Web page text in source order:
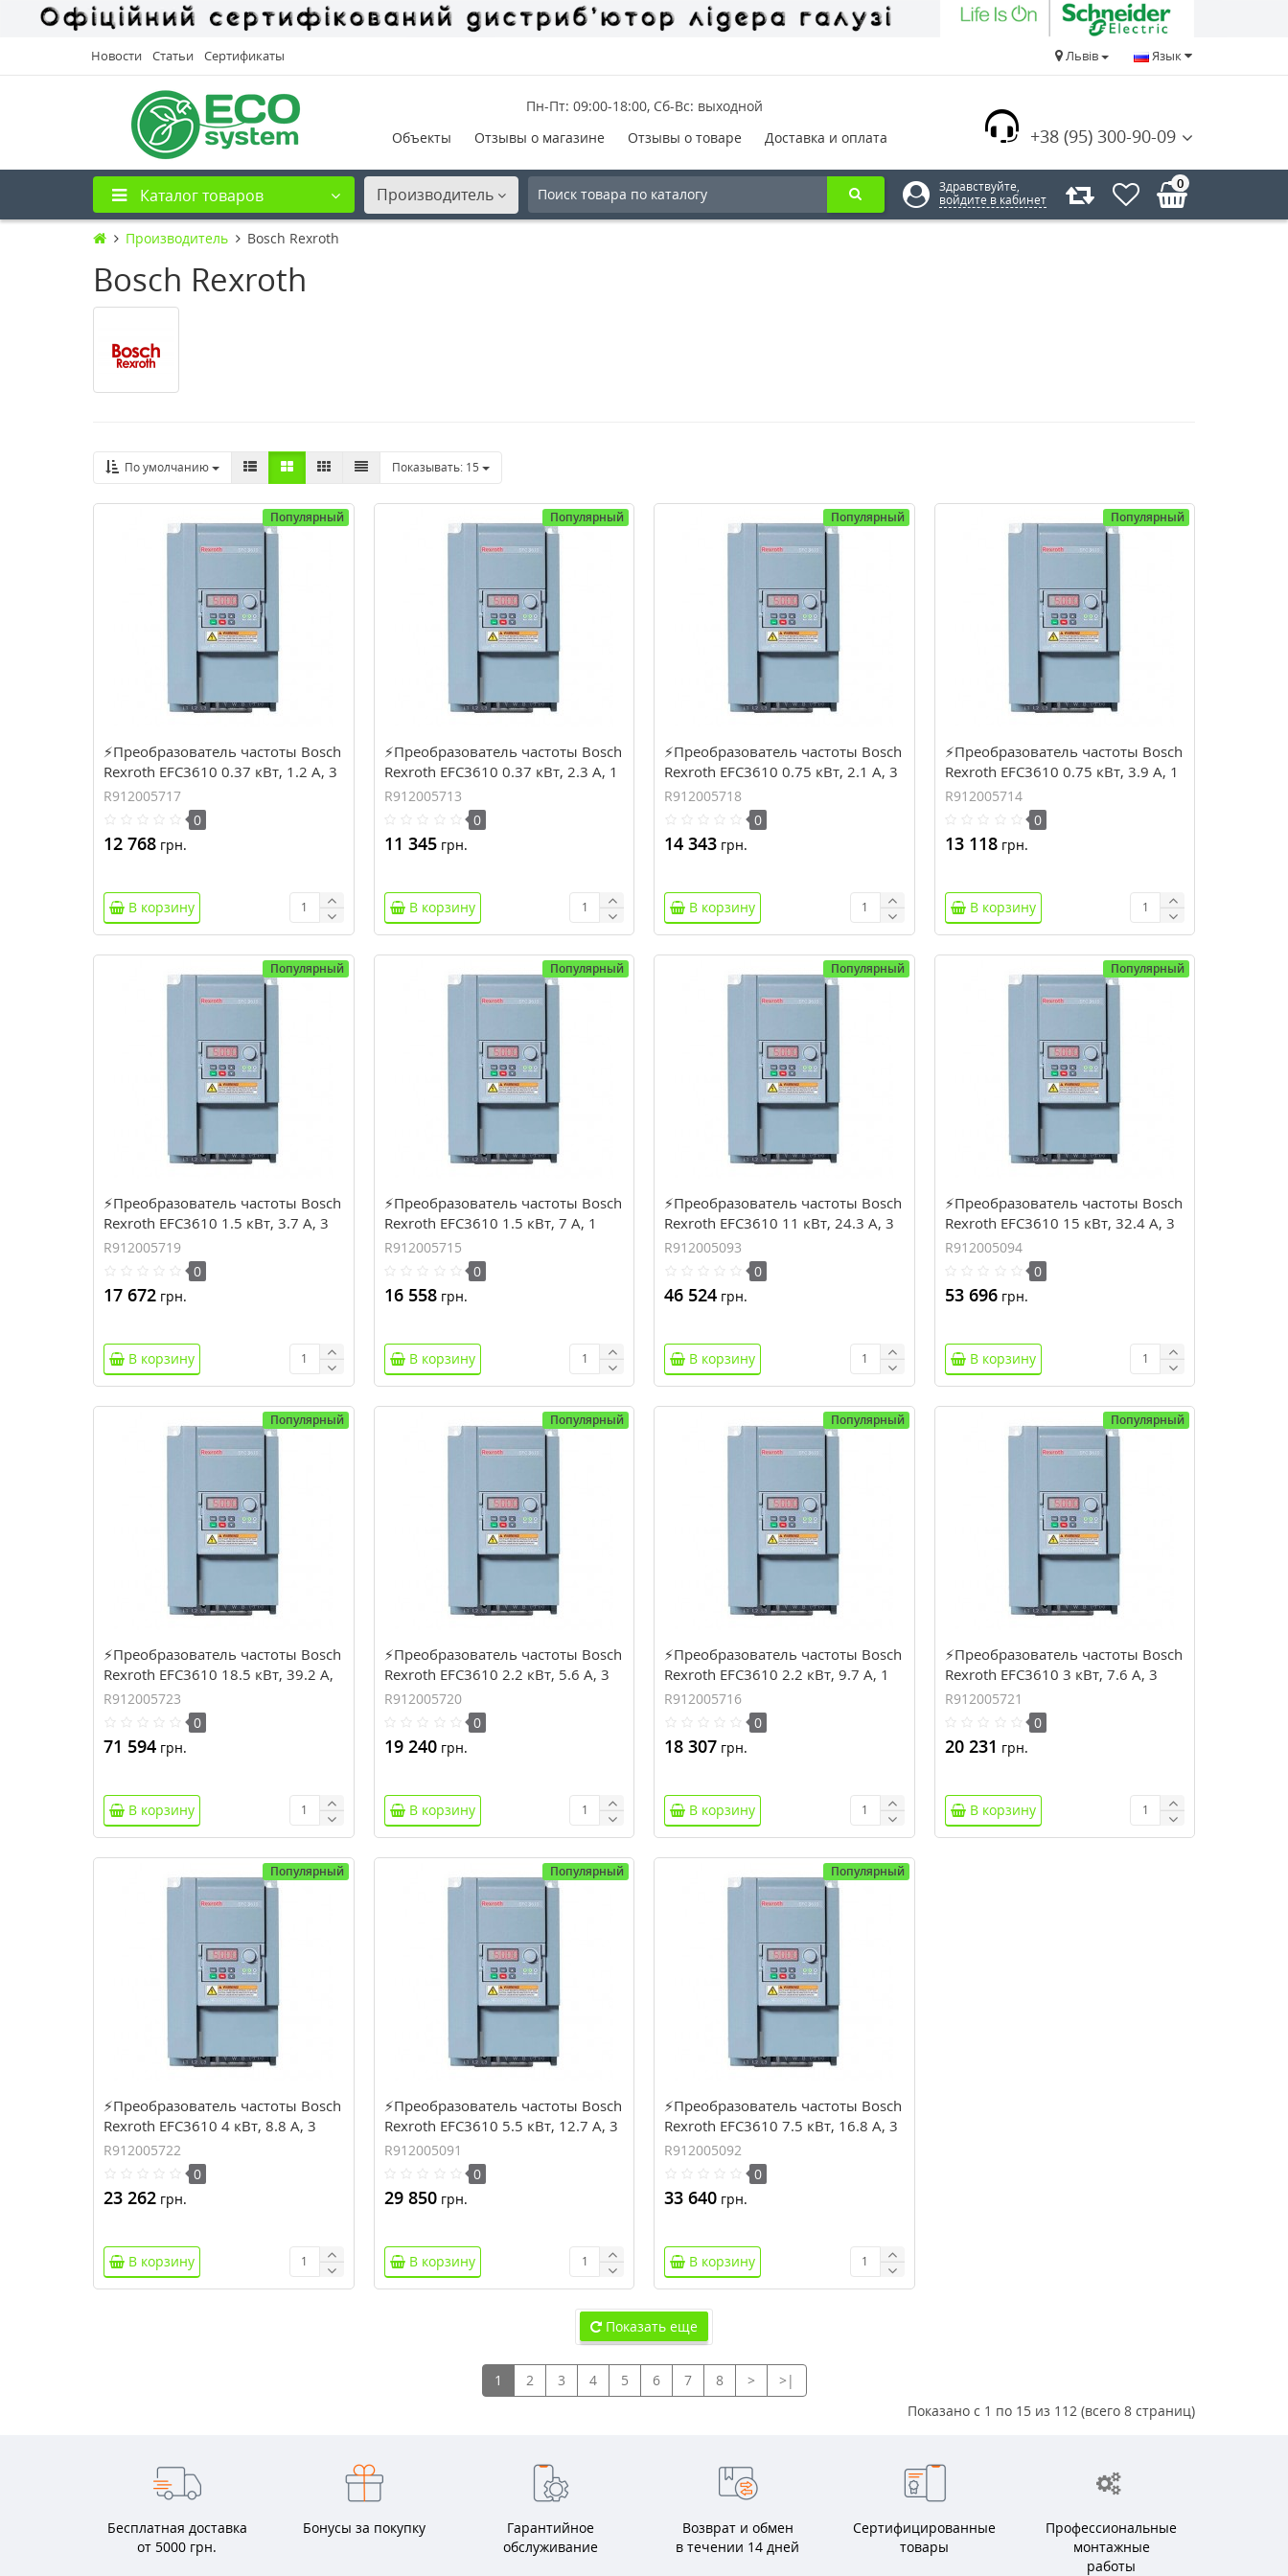
Новости Статьи Сертификаты Язык
Львів
+38 (95) 300-90-09
Пн-Пт: 09:00-18:00, Сб-Вс: выходной
Объекты
Отзывы о магазине Отзывы о товаре Доставка и оплата
Каталог товаров Производитель
Здравствуйте,
войдите в кабинет
0
Производитель Bosch Rexroth
Bosch Rexroth
По умолчанию Показывать: 15
Популярный
⚡Преобразователь частоты Bosch
Rexroth EFC3610 0.37 кВт, 1.2 А, 3
фазы (R912005717)
R912005717
0
12 768 грн.
В корзину
Популярный
⚡Преобразователь частоты Bosch
Rexroth EFC3610 0.37 кВт, 2.3 А, 1
фаза (R912005713)
R912005713
0
11 345грн.
В корзину
Популярный
⚡Преобразователь частоты Bosch
Rexroth EFC3610 0.75 кВт, 2.1 А, 3
фазы (R912005718)
R912005718
0
14 343 грн.
В корзину
Популярный
⚡Преобразователь частоты Bosch
Rexroth EFC3610 0.75 кВт, 3.9 А, 1
фаза (R912005714)
R912005714
0
13 118грн.
В корзину
Популярный
⚡Преобразователь частоты Bosch
Rexroth EFC3610 1.5 кВт, 3.7 А, 3
фазы (R912005719)
R912005719
0
17 672 грн.
В корзину
Популярный
⚡Преобразователь частоты Bosch
Rexroth EFC3610 1.5 кВт, 7 А, 1
фаза (R912005715)
R912005715
0
16 558грн.
В корзину
Популярный
⚡Преобразователь частоты Bosch
Rexroth EFC3610 11 кВт, 24.3 А, 3
фазы (R912005093)
R912005093
0
46 524 грн.
В корзину
Популярный
⚡Преобразователь частоты Bosch
Rexroth EFC3610 15 кВт, 32.4 А, 3
фазы (R912005094)
R912005094
0
53 696грн.
В корзину
Популярный
⚡Преобразователь частоты Bosch
Rexroth EFC3610 18.5 кВт, 39.2 А,
3 фазы (R912005723)
R912005723
0
71 594 грн.
В корзину
Популярный
⚡Преобразователь частоты Bosch
Rexroth EFC3610 2.2 кВт, 5.6 А, 3
фазы (R912005720)
R912005720
0
19 240грн.
В корзину
Популярный
⚡Преобразователь частоты Bosch
Rexroth EFC3610 2.2 кВт, 9.7 А, 1
фаза (R912005716)
R912005716
0
18 307 грн.
В корзину
Популярный
⚡Преобразователь частоты Bosch
Rexroth EFC3610 3 кВт, 7.6 А, 3
фазы (R912005721)
R912005721
0
20 231 грн.
В корзину
Популярный
⚡Преобразователь частоты Bosch
Rexroth EFC3610 4 кВт, 8.8 А, 3
фазы (R912005722)
R912005722
0
23 262 грн.
В корзину
Популярный
⚡Преобразователь частоты Bosch
Rexroth EFC3610 5.5 кВт, 12.7 А, 3
фазы (R912005091)
R912005091
0
29 850грн.
В корзину
Популярный
⚡Преобразователь частоты Bosch
Rexroth EFC3610 7.5 кВт, 16.8 А, 3
фазы (R912005092)
R912005092
0
33 640 грн.
В корзину
Показать еще
1 2 3 4 5 6 7 8 >
>|
Показано с 1 по 15 из 112 (всего 8 страниц)
Бесплатная доставка
от 5000 грн.
Бонусы за покупку
Гарантийное
обслуживание
Возврат и обмен
в течении 14 дней
Сертифицированные
товары
Профессиональные
монтажные
работы